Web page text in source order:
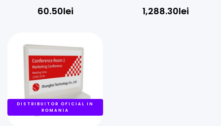
(POS, Imprimante)
60.50lei
& USB | iOS
1,288.30lei
DISTRIBUITOR OFICIAL IN
ROMANIA